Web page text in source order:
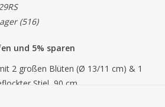
(516)
und 5% sparen
2 großen Blüten (Ø 13/11 cm) & 1
Stiel, 90 cm